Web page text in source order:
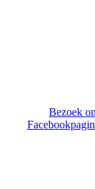
Bezoek